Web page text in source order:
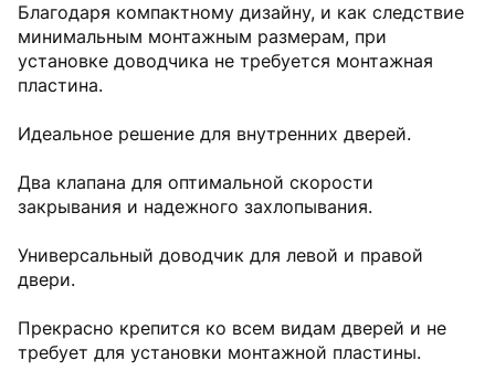
Благодаря компактному дизайну, и как следствие
минимальным монтажным размерам, при
установке доводчика не требуется монтажная
пластина.
Идеальное решение для внутренних дверей.
Два клапана для оптимальной скорости
закрывания и надежного захлопывания.
Универсальный доводчик для левой и правой
двери.
Прекрасно крепится ко всем видам дверей и не
требует для установки монтажной пластины.